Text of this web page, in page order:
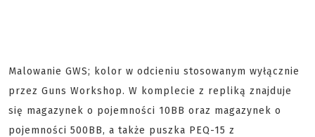
Malowanie GWS; kolor w odcieniu stosowanym wyłącznie
przez Guns Workshop. W komplecie z repliką znajduje
się magazynek o pojemności 10BB oraz magazynek o
pojemności 500BB, a także puszka PEQ-15 z